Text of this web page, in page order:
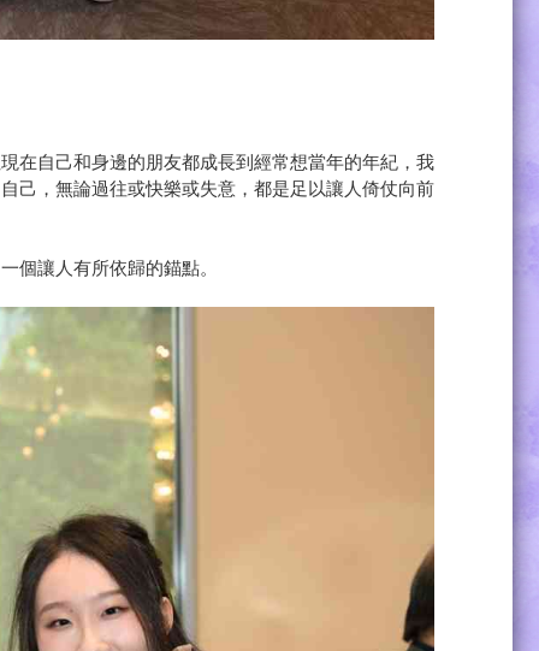
在自己和身邊的朋友都成長到經常想當年的年紀，我
己，無論過往或快樂或失意，都是足以讓人倚仗向前
個讓人有所依歸的錨點。